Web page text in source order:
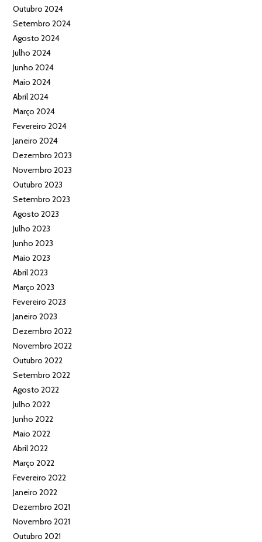
Outubro 2024
Setembro 2024
Agosto 2024
Julho 2024
Junho 2024
Maio 2024
Abril 2024
Março 2024
Fevereiro 2024
Janeiro 2024
Dezembro 2023
Novembro 2023
Outubro 2023
Setembro 2023
Agosto 2023
Julho 2023
Junho 2023
Maio 2023
Abril 2023
Março 2023
Fevereiro 2023
Janeiro 2023
Dezembro 2022
Novembro 2022
Outubro 2022
Setembro 2022
Agosto 2022
Julho 2022
Junho 2022
Maio 2022
Abril 2022
Março 2022
Fevereiro 2022
Janeiro 2022
Dezembro 2021
Novembro 2021
Outubro 2021